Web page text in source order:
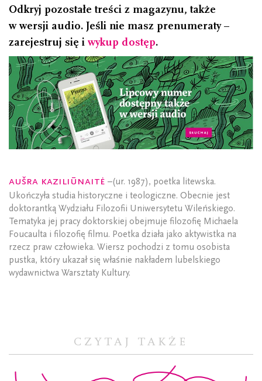
Odkryj pozostałe treści z magazynu, także
w wersji audio. Jeśli nie masz prenumeraty –
zarejestruj się i wykup dostęp.
Aušra Kaziliūnaitė –(ur. 1987), poetka litewska.
Ukończyła studia historyczne i teologiczne. Obecnie jest
doktorantką Wydziału Filozofii Uniwersytetu Wileńskiego.
Tematyka jej pracy doktorskiej obejmuje filozofię Michaela
Foucaulta i filozofię filmu. Poetka działa jako aktywistka na
rzecz praw człowieka. Wiersz pochodzi z tomu osobista
pustka, który ukazał się właśnie nakładem lubelskiego
wydawnictwa Warsztaty Kultury.
CZYTAJ TAKŻE